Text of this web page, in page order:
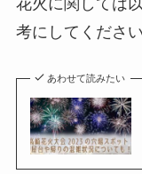
花火に関しては
考にしてください
あわせて読みたい